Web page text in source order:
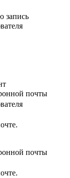
запись
почты
почты